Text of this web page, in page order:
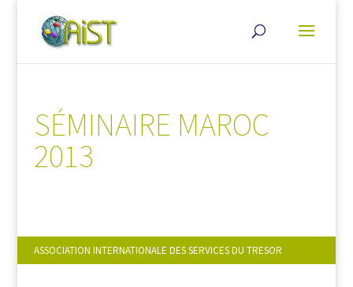
SÉMINAIRE MAROC
2013
ASSOCIATION INTERNATIONALE DES SERVICES DU TRESOR